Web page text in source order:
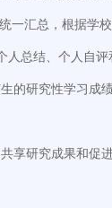
汇总，根据学
总结、个人自
研究性学习成
享研究成果和促